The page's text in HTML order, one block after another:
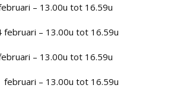
– 13.00u tot 16.59u
februari – 13.00u tot 16.59u
– 13.00u tot 16.59u
februari – 13.00u tot 16.59u